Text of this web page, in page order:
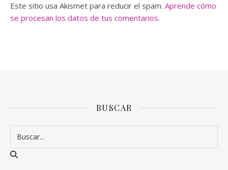
Este sitio usa Akismet para reducir el spam. Aprende cómo
se procesan los datos de tus comentarios.
BUSCAR